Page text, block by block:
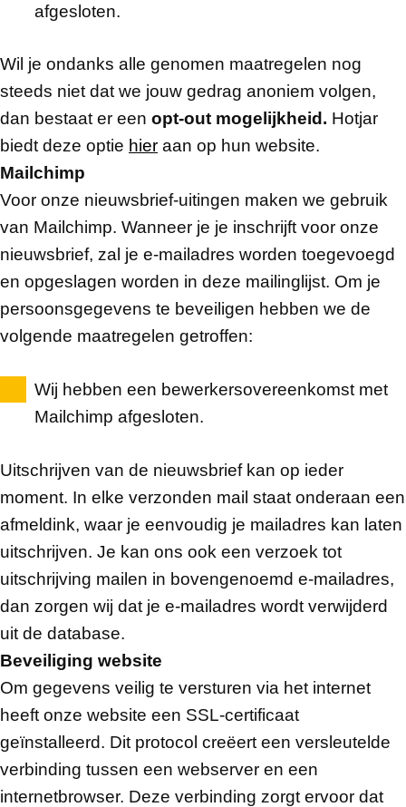
afgesloten.
Wil je ondanks alle genomen maatregelen nog
steeds niet dat we jouw gedrag anoniem volgen,
dan bestaat er een opt-out mogelijkheid. Hotjar
biedt deze optie hier aan op hun website.
Mailchimp
Voor onze nieuwsbrief-uitingen maken we gebruik
van Mailchimp. Wanneer je je inschrijft voor onze
nieuwsbrief, zal je e-mailadres worden toegevoegd
en opgeslagen worden in deze mailinglijst. Om je
persoonsgegevens te beveiligen hebben we de
volgende maatregelen getroffen:
Wij hebben een bewerkersovereenkomst met
Mailchimp afgesloten.
Uitschrijven van de nieuwsbrief kan op ieder
moment. In elke verzonden mail staat onderaan een
afmeldink, waar je eenvoudig je mailadres kan laten
uitschrijven. Je kan ons ook een verzoek tot
uitschrijving mailen in bovengenoemd e-mailadres,
dan zorgen wij dat je e-mailadres wordt verwijderd
uit de database.
Beveiliging website
Om gegevens veilig te versturen via het internet
heeft onze website een SSL-certificaat
geïnstalleerd. Dit protocol creëert een versleutelde
verbinding tussen een webserver en een
internetbrowser. Deze verbinding zorgt ervoor dat